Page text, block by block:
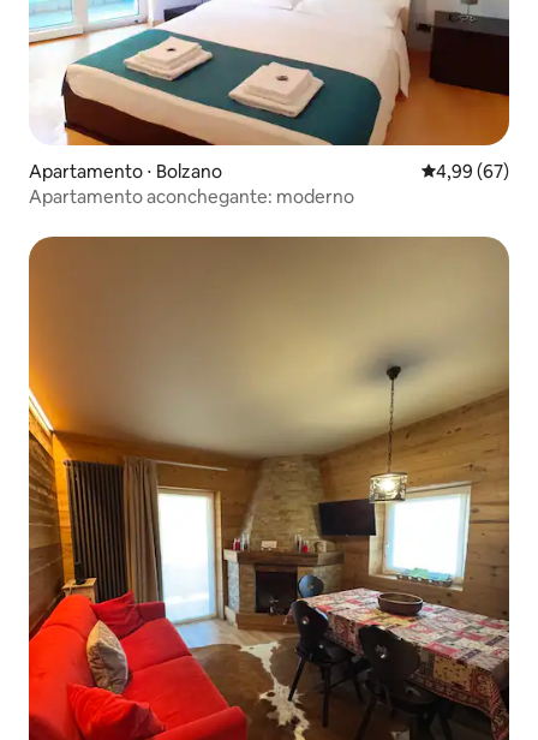
Apartamento ⋅ Bolzano 4,99 de uma
4,99 (67)
Apartamento aconchegante: moderno